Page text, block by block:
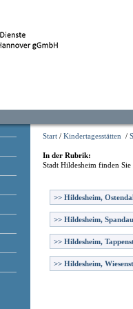
Start / Kindertagesstätten /
In der Rubrik:
Stadt Hildesheim finden
>> Hildesheim,
>> Hildesheim,
>> Hildesheim,
>> Hildesheim,